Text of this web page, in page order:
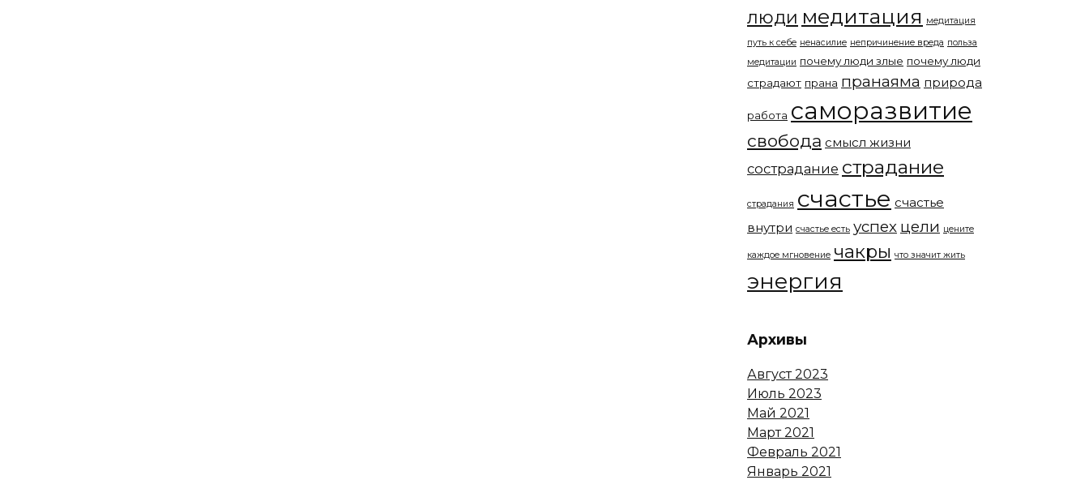
люди медитация медитация
путь к себе ненасилие непричинение вреда польза
медитации почему люди злые почему люди
страдают прана пранаяма природа
работа саморазвитие
свобода смысл жизни
сострадание страдание
страдания счастье счастье
внутри счастье есть успех цели цените
каждое мгновение чакры что значит жить
энергия
Архивы
Август 2023
Июль 2023
Май 2021
Март 2021
Февраль 2021
Январь 2021